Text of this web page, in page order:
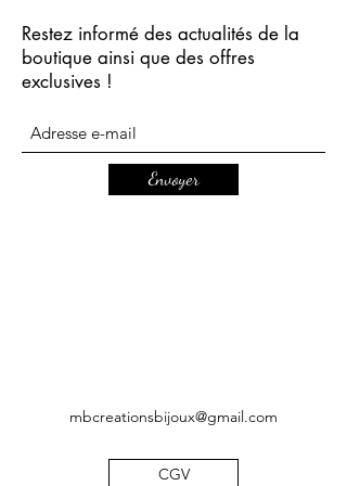
Restez informé des actualités de la
boutique ainsi que des offres
exclusives !
Envoyer
mbcreationsbijoux@gmail.com
CGV